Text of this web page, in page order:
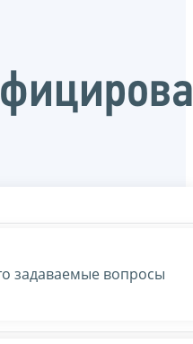
7707329152-
задаваемые вопросы